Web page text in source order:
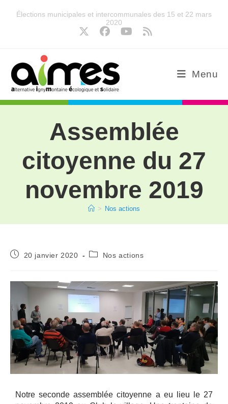
Élections municipales et intercommunales des 15 et 22 mars
2020
Menu
Assemblée
citoyenne du 27
novembre 2019
> Nos actions
20 janvier 2020 Nos actions
Notre seconde assemblée citoyenne a eu lieu le 27